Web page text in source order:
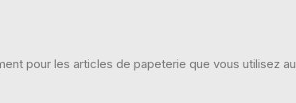
pour les articles de papeterie que vous utilisez